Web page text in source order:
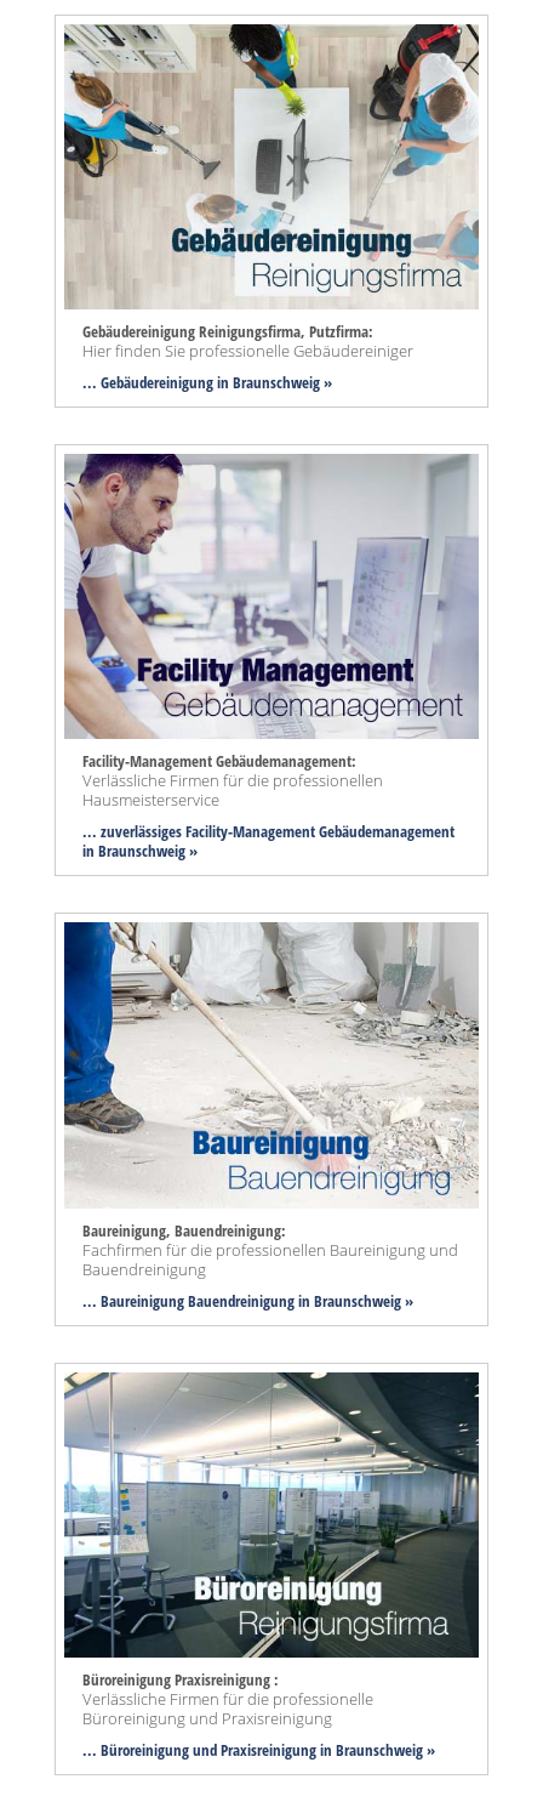
Gebäudereinigung Reinigungsfirma, Putzfirma:
Hier finden Sie professionelle Gebäudereiniger
... Gebäudereinigung in Braunschweig »
Facility-Management Gebäudemanagement:
Verlässliche Firmen für die professionellen
Hausmeisterservice
... zuverlässiges Facility-Management Gebäudemanagement
in Braunschweig »
Baureinigung, Bauendreinigung:
Fachfirmen für die professionellen Baureinigung und
Bauendreinigung
... Baureinigung Bauendreinigung in Braunschweig »
Büroreinigung Praxisreinigung :
Verlässliche Firmen für die professionelle
Büroreinigung und Praxisreinigung
... Büroreinigung und Praxisreinigung in Braunschweig »